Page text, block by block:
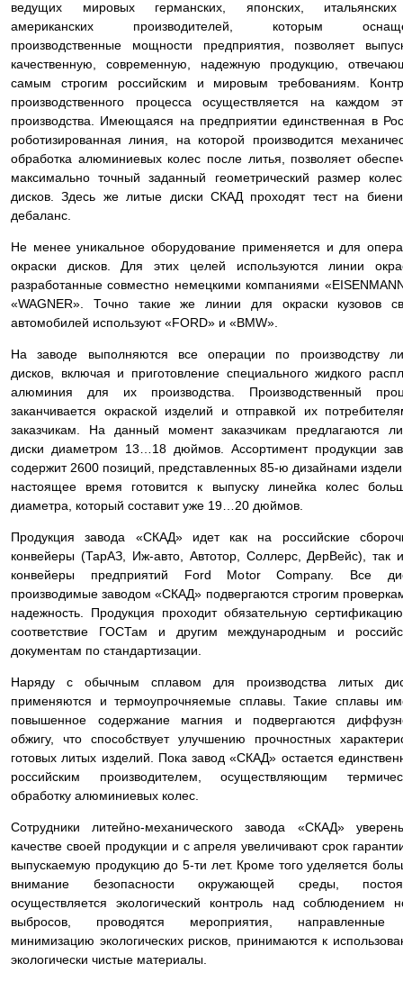
ведущих мировых германских, японских,
американских производителей, которым
производственные мощности предприятия, позволяет
качественную, современную, надежную продукцию,
самым строгим российским и мировым требованиям.
производственного процесса осуществляется на каждом
производства. Имеющаяся на предприятии единственная в
роботизированная линия, на которой производится
обработка алюминиевых колес после литья, позволяет
максимально точный заданный геометрический размер
дисков. Здесь же литые диски СКАД проходят тест на
дебаланс.
Не менее уникальное оборудование применяется и для
окраски дисков. Для этих целей используются линии
разработанные совместно немецкими компаниями
«WAGNER». Точно такие же линии для окраски кузовов
автомобилей используют «FORD» и «BMW».
На заводе выполняются все операции по производству
дисков, включая и приготовление специального жидкого
алюминия для их производства. Производственный
заканчивается окраской изделий и отправкой их
заказчикам. На данный момент заказчикам предлагаются
диски диаметром 13…18 дюймов. Ассортимент продукции
содержит 2600 позиций, представленных 85-ю дизайнами
настоящее время готовится к выпуску линейка колес
диаметра, который составит уже 19…20 дюймов.
Продукция завода «СКАД» идет как на российские
конвейеры (ТарАЗ, Иж-авто, Автотор, Соллерс, ДерВейс), так
конвейеры предприятий Ford Motor Company. Все
производимые заводом «СКАД» подвергаются строгим
надежность. Продукция проходит обязательную
соответствие ГОСТам и другим международным и
документам по стандартизации.
Наряду с обычным сплавом для производства литых
применяются и термоупрочняемые сплавы. Такие сплавы
повышенное содержание магния и подвергаются
обжигу, что способствует улучшению прочностных
готовых литых изделий. Пока завод «СКАД» остается
российским производителем, осуществляющим
обработку алюминиевых колес.
Сотрудники литейно-механического завода «СКАД»
качестве своей продукции и с апреля увеличивают срок
выпускаемую продукцию до 5-ти лет. Кроме того уделяется
внимание безопасности окружающей среды,
осуществляется экологический контроль над соблюдением
выбросов, проводятся мероприятия,
минимизацию экологических рисков, принимаются к
экологически чистые материалы.